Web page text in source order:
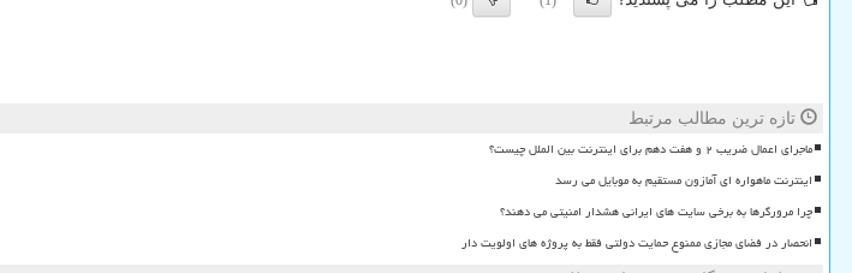
تازه ترین مطالب مرتبط
ماجرای اعمال ضریب ۲ و هفت دهم برای اینترنت بین الملل چیست؟
اینترنت ماهواره ای آمازون مستقیم به موبایل می رسد
چرا مرورگرها به برخی سایت های ایرانی هشدار امنیتی می دهند؟
انحصار در فضای مجازی ممنوع حمایت دولتی فقط به پروژه های اولویت دار